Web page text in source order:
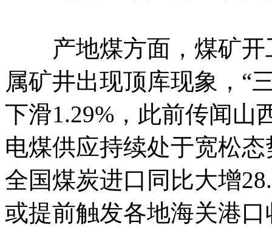
产地煤方面，煤矿开
属矿井出现顶库现象，“
下滑1.29%，此前传闻山
电煤供应持续处于宽松
全国煤炭进口同比大增
或提前触发各地海关港